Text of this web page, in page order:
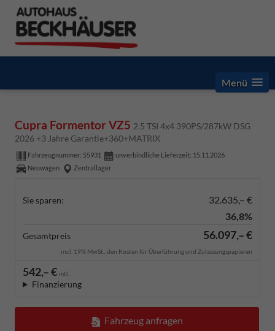
Menü
Cupra Formentor VZ5 2.5 TSI 4x4 390PS/287kW DSG
2026 +3 Jahre Garantie+360+MATRIX
Fahrzeugnummer: 55931 unverbindliche Lieferzeit: 15.11.2026
Neuwagen
Zentrallager
Sie sparen:
32.635,– €
36,8%
Gesamtpreis 56.097,– €
incl. 19% MwSt., den Kosten für Überführung und Zulassungspapieren
542,– € mtl.
Finanzierung
Fahrzeug anfragen